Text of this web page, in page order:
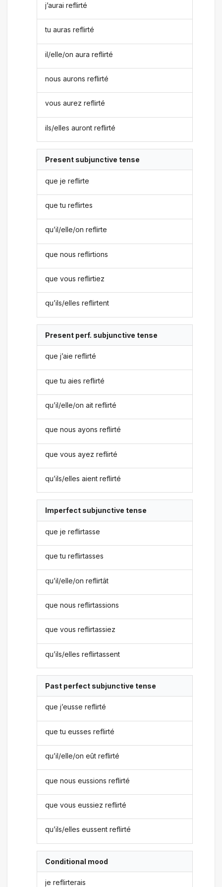
j’aurai reflirté
tu auras reflirté
il/elle/on aura reflirté
nous aurons reflirté
vous aurez reflirté
ils/elles auront reflirté
Present subjunctive tense
que je reflirte
que tu reflirtes
qu’il/elle/on reflirte
que nous reflirtions
que vous reflirtiez
qu’ils/elles reflirtent
Present perf. subjunctive tense
que j’aie reflirté
que tu aies reflirté
qu’il/elle/on ait reflirté
que nous ayons reflirté
que vous ayez reflirté
qu’ils/elles aient reflirté
Imperfect subjunctive tense
que je reflirtasse
que tu reflirtasses
qu’il/elle/on reflirtât
que nous reflirtassions
que vous reflirtassiez
qu’ils/elles reflirtassent
Past perfect subjunctive tense
que j’eusse reflirté
que tu eusses reflirté
qu’il/elle/on eût reflirté
que nous eussions reflirté
que vous eussiez reflirté
qu’ils/elles eussent reflirté
Conditional mood
je reflirterais